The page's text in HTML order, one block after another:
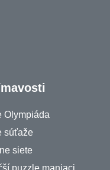
Olympiáda
súťaže
siete